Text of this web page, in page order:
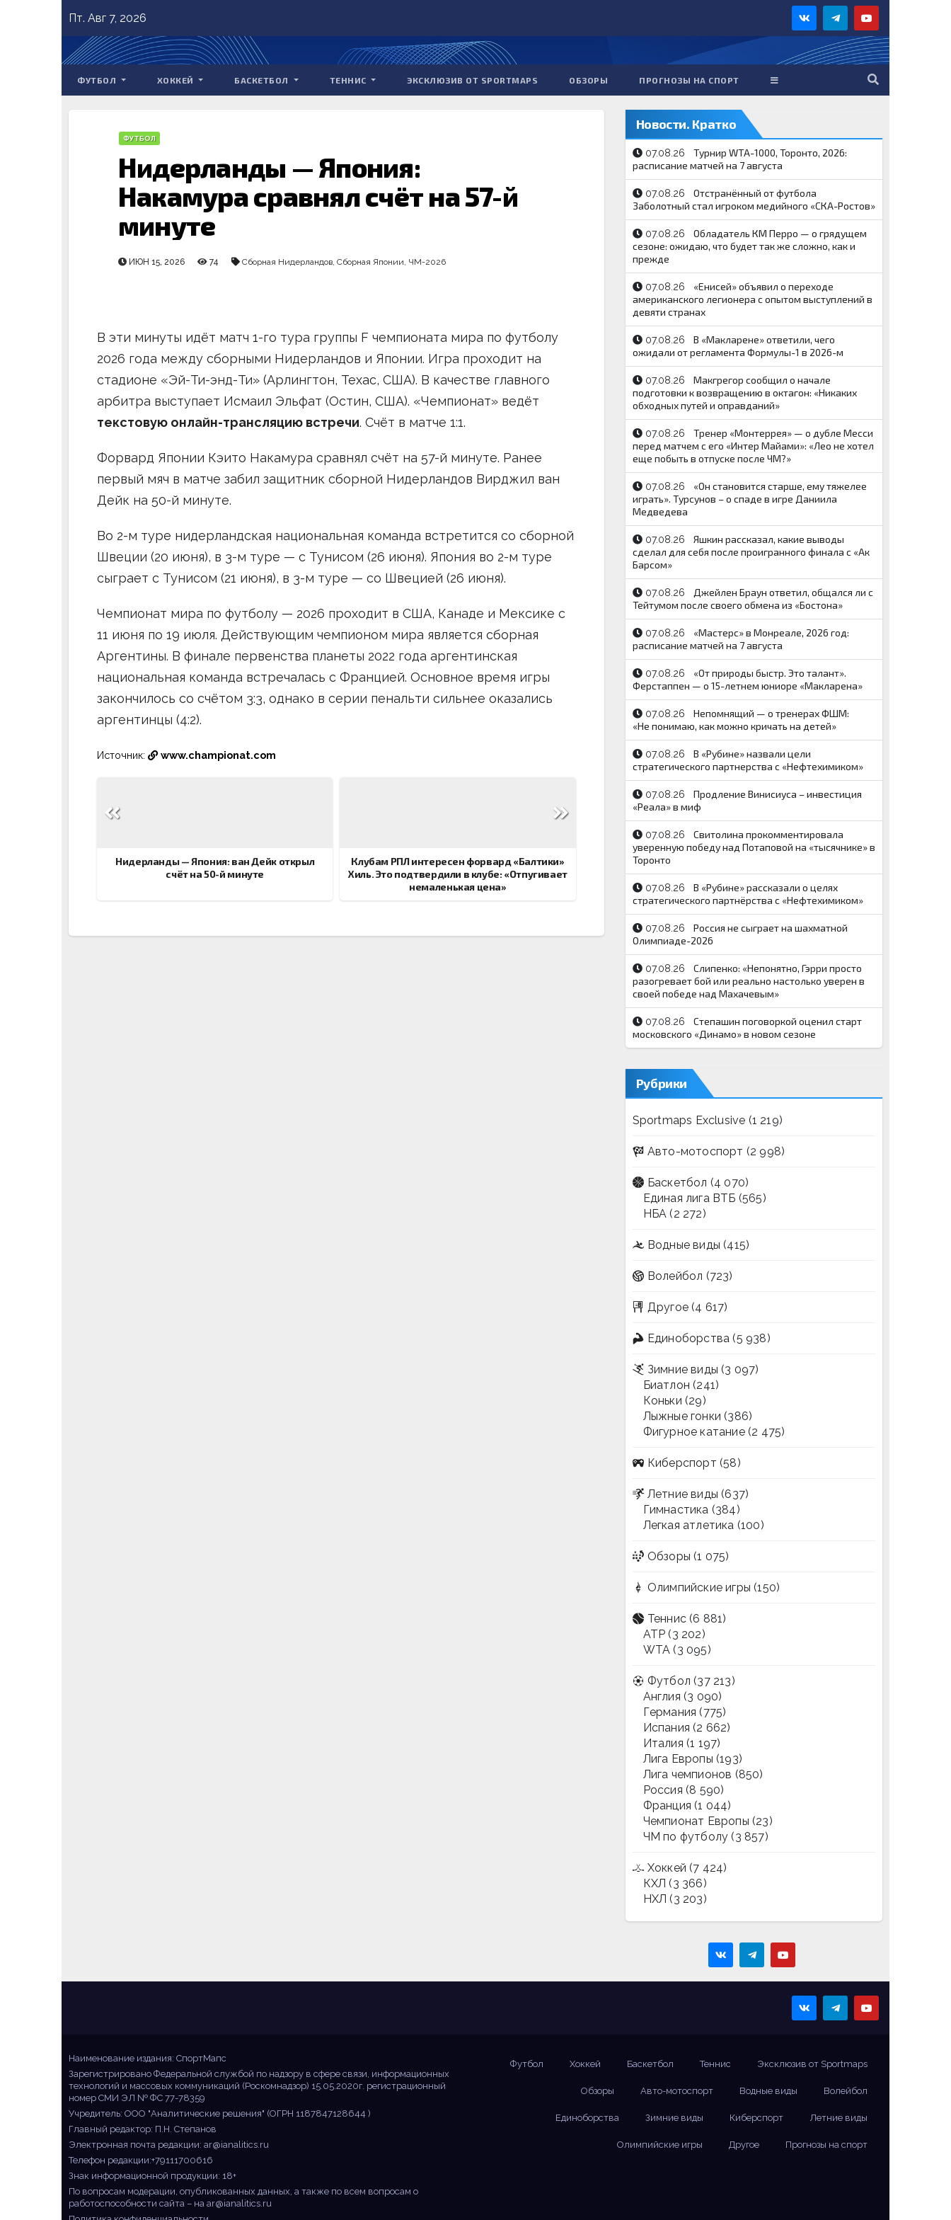
to
content
Пт. Авг 7, 2026
ФУТБОЛ ХОККЕЙ БАСКЕТБОЛ ТЕННИС ЭКСКЛЮЗИВ ОТ SPORTMAPS ОБЗОРЫ ПРОГНОЗЫ НА СПОРТ
ФУТБОЛ
Нидерланды — Япония:
Накамура сравнял счёт на 57-й
минуте
ИЮН 15, 2026 74 Сборная Нидерландов, Сборная Японии, ЧМ-2026
В эти минуты идёт матч 1-го тура группы F чемпионата мира по футболу
2026 года между сборными Нидерландов и Японии. Игра проходит на
стадионе «Эй-Ти-энд-Ти» (Арлингтон, Техас, США). В качестве главного
арбитра выступает Исмаил Эльфат (Остин, США). «Чемпионат» ведёт
текстовую онлайн-трансляцию встречи. Счёт в матче 1:1.
Форвард Японии Кэито Накамура сравнял счёт на 57-й минуте. Ранее
первый мяч в матче забил защитник сборной Нидерландов Вирджил ван
Дейк на 50-й минуте.
Во 2-м туре нидерландская национальная команда встретится со сборной
Швеции (20 июня), в 3-м туре — с Тунисом (26 июня). Япония во 2-м туре
сыграет с Тунисом (21 июня), в 3-м туре — со Швецией (26 июня).
Чемпионат мира по футболу — 2026 проходит в США, Канаде и Мексике с
11 июня по 19 июля. Действующим чемпионом мира является сборная
Аргентины. В финале первенства планеты 2022 года аргентинская
национальная команда встречалась с Францией. Основное время игры
закончилось со счётом 3:3, однако в серии пенальти сильнее оказались
аргентинцы (4:2).
Источник: www.championat.com
по
Нидерланды — Япония: ван Дейк открыл
счёт на 50-й минуте
Клубам РПЛ интересен форвард «Балтики»
Хиль. Это подтвердили в клубе: «Отпугивает
немаленькая цена»
Новости. Кратко
07.08.26
Турнир WTA-1000, Торонто, 2026:
расписание матчей на 7 августа
07.08.26
Отстранённый от футбола
Заболотный стал игроком медийного «СКА-Ростов»
07.08.26
Обладатель КМ Перро — о грядущем
сезоне: ожидаю, что будет так же сложно, как и
прежде
07.08.26
«Енисей» объявил о переходе
американского легионера с опытом выступлений в
девяти странах
07.08.26
В «Макларене» ответили, чего
ожидали от регламента Формулы-1 в 2026-м
07.08.26
Макгрегор сообщил о начале
подготовки к возвращению в октагон: «Никаких
обходных путей и оправданий»
07.08.26
Тренер «Монтеррея» — о дубле Месси
перед матчем с его «Интер Майами»: «Лео не хотел
еще побыть в отпуске после ЧМ?»
07.08.26
«Он становится старше, ему тяжелее
играть». Турсунов – о спаде в игре Даниила
Медведева
07.08.26
Яшкин рассказал, какие выводы
сделал для себя после проигранного финала с «Ак
Барсом»
07.08.26
Джейлен Браун ответил, общался ли с
Тейтумом после своего обмена из «Бостона»
07.08.26
«Мастерс» в Монреале, 2026 год:
расписание матчей на 7 августа
07.08.26
«От природы быстр. Это талант».
Ферстаппен — о 15-летнем юниоре «Макларена»
07.08.26
Непомнящий — о тренерах ФШМ:
«Не понимаю, как можно кричать на детей»
07.08.26
В «Рубине» назвали цели
стратегического партнерства с «Нефтехимиком»
07.08.26
Продление Винисиуса – инвестиция
«Реала» в миф
07.08.26
Свитолина прокомментировала
уверенную победу над Потаповой на «тысячнике» в
Торонто
07.08.26
В «Рубине» рассказали о целях
стратегического партнёрства с «Нефтехимиком»
07.08.26
Россия не сыграет на шахматной
Олимпиаде-2026
07.08.26
Слипенко: «Непонятно, Гэрри просто
разогревает бой или реально настолько уверен в
своей победе над Махачевым»
07.08.26
Степашин поговоркой оценил старт
московского «Динамо» в новом сезоне
Рубрики
Sportmaps Exclusive (1 219)
Авто-мотоспорт (2 998)
Баскетбол (4 070)
Единая лига ВТБ (565)
НБА (2 272)
Водные виды (415)
Волейбол (723)
Другое (4 617)
Единоборства (5 938)
Зимние виды (3 097)
Биатлон (241)
Коньки (29)
Лыжные гонки (386)
Фигурное катание(2 475)
Киберспорт (58)
Летние виды (637)
Гимнастика (384)
Легкая атлетика (100)
Обзоры (1 075)
Олимпийские игры (150)
Теннис (6 881)
ATP (3 202)
WTA (3 095)
Футбол (37 213)
Англия (3 090)
Германия (775)
Испания (2 662)
Италия (1 197)
Лига Европы (193)
Лига чемпионов (850)
Россия (8 590)
Франция (1 044)
Чемпионат Европы (23)
ЧМ по футболу (3 857)
Хоккей (7 424)
КХЛ (3 366)
НХЛ (3 203)
Наименование издания: СпортМапс
Зарегистрировано Федеральной службой по надзору в сфере связи, информационных
технологий и массовых коммуникаций (Роскомнадзор) 15.05.2020г. регистрационный
номер СМИ ЭЛ № ФС 77-78359
Учредитель: ООО "Аналитические решения" (ОГРН 1187847128644 )
Главный редактор: П.Н. Степанов
Электронная почта редакции: ar@ianalitics.ru
Телефон редакции:+79111700616
Знак информационной продукции: 18+
По вопросам модерации, опубликованных данных, а также по всем вопросам о
работоспособности сайта – на ar@ianalitics.ru
Футбол Хоккей Баскетбол Теннис Эксклюзив от Sportmaps
Обзоры Авто-мотоспорт Водные виды Волейбол
Единоборства Зимние виды Киберспорт Летние виды
Олимпийские игры Другое Прогнозы на спорт